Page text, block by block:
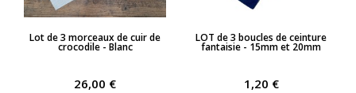
APERÇU RAPIDE
Lot de 3 morceaux de cuir de
crocodile - Blanc
26,00 €
APERÇU RAPIDE
LOT de 3 boucles de ceinture
fantaisie - 15mm et 20mm
1,20 €